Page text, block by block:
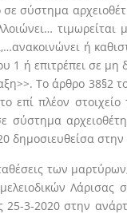
σύστημα
τιμωρείται
ή
1 ή επιτρέπει σε
Το άρθρο 38§2
επί πλέον
δημοσιευθείσα
των
3-2020 στην